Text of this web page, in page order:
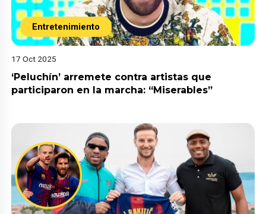
Entretenimiento
17 Oct 2025
‘Peluchín’ arremete contra artistas que
participaron en la marcha: “Miserables”